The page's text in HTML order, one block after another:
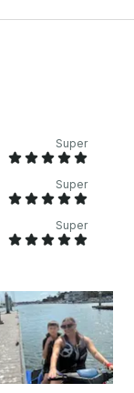
Super
Super
Super